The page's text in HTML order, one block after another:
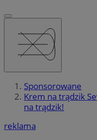
Sponsorowane
Krem na trądzik
na trądzik!
reklama